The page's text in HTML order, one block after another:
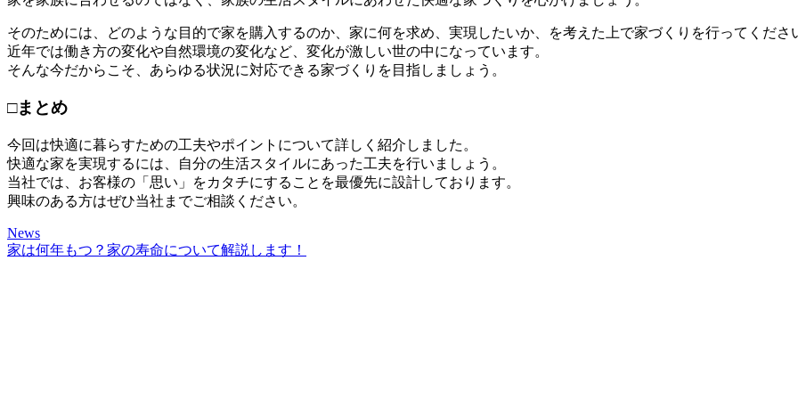
そのためには、どのような目的で家を購入するのか、家に何を求め、実現したいか、を考えた上で家づくりを行ってくださ
近年では働き方の変化や自然環境の変化など、変化が激しい世の中になっています。
そんな今だからこそ、あらゆる状況に対応できる家づくりを目指しましょう。
□まとめ
今回は快適に暮らすための工夫やポイントについて詳しく紹介しました。
快適な家を実現するには、自分の生活スタイルにあった工夫を行いましょう。
当社では、お客様の「思い」をカタチにすることを最優先に設計しております。
興味のある方はぜひ当社までご相談ください。
News
家は何年もつ？家の寿命について解説します！